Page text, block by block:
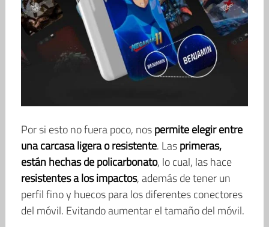
Por si esto no fuera poco, nospermite elegir entre
una carcasa ligera o resistente. Lasprimeras,
están hechas de policarbonato, lo cual, las hace
resistentes a los impactos, además de tener un
perfil fino y huecos para los diferentes conectores
del móvil. Evitando aumentar el tamaño del móvil.